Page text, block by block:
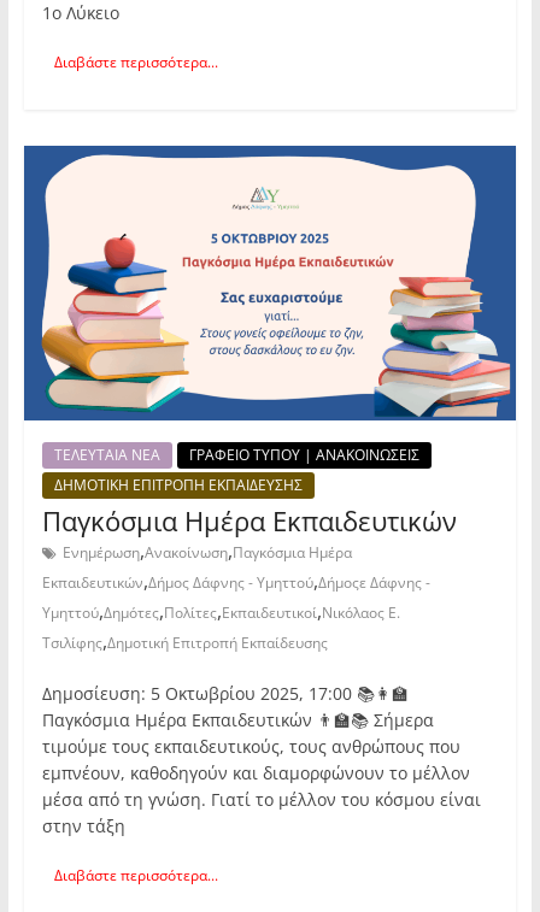
1ο Λύκειο
Διαβάστε περισσότερα...
ΤΕΛΕΥΤΑΙΑ ΝΕΑ
ΓΡΑΦΕΙΟ ΤΥΠΟΥ | ΑΝΑΚΟΙΝΩΣΕΙΣ
ΔΗΜΟΤΙΚΗ ΕΠΙΤΡΟΠΗ ΕΚΠΑΙΔΕΥΣΗΣ
Παγκόσμια Ημέρα Εκπαιδευτικών
Ενημέρωση,Ανακοίνωση,Παγκόσμια Ημέρα
Εκπαιδευτικών,Δήμος Δάφνης - Υμηττού,Δήμοςε Δάφνης -
Υμηττού,Δημότες,Πολίτες,Εκπαιδευτικοί,Νικόλαος Ε.
Τσιλίφης,Δημοτική Επιτροπή Εκπαίδευσης
Δημοσίευση: 5 Οκτωβρίου 2025, 17:00 📚👩‍🏫
Παγκόσμια Ημέρα Εκπαιδευτικών 👨‍🏫📚 Σήμερα
τιμούμε τους εκπαιδευτικούς, τους ανθρώπους που
εμπνέουν, καθοδηγούν και διαμορφώνουν το μέλλον
μέσα από τη γνώση. Γιατί το μέλλον του κόσμου είναι
στην τάξη
Διαβάστε περισσότερα...